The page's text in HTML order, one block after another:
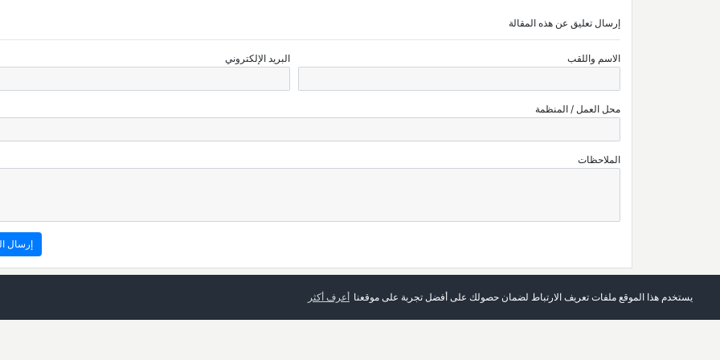
يستخدم هذا الموقع ملفات تعريف الارتباط لضمان حصولك على أفضل تجربة على موقعنا أعرف أكثر
إرسال تعليق عن هذه المقالة
الاسم واللقب البريد الإلكتروني
محل العمل / المنظمة
الملاحظات